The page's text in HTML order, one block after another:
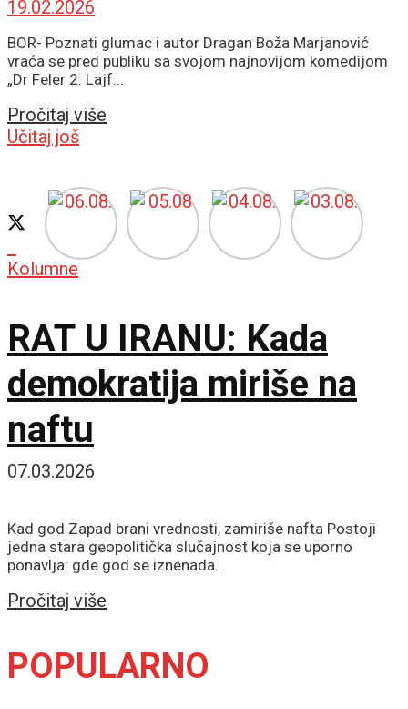
19.02.2026
BOR- Poznati glumac i autor Dragan Boža Marjanović
vraća se pred publiku sa svojom najnovijom komedijom
„Dr Feler 2: Lajf...
Pročitaj više
Učitaj još
Kolumne
RAT U IRANU: Kada
demokratija miriše na
naftu
07.03.2026
Kad god Zapad brani vrednosti, zamiriše nafta Postoji
jedna stara geopolitička slučajnost koja se uporno
ponavlja: gde god se iznenada...
Pročitaj više
POPULARNO